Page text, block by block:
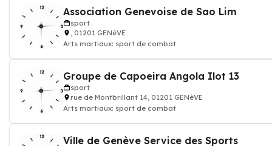
Association Genevoise de Sao Lim
sport
, 01201 GENèVE
Arts martiaux: sport de combat
Groupe de Capoeira Angola Ilot 13
sport
rue de Montbrillant 14, 01201 GENèVE
Arts martiaux: sport de combat
Ville de Genève Service des Sports